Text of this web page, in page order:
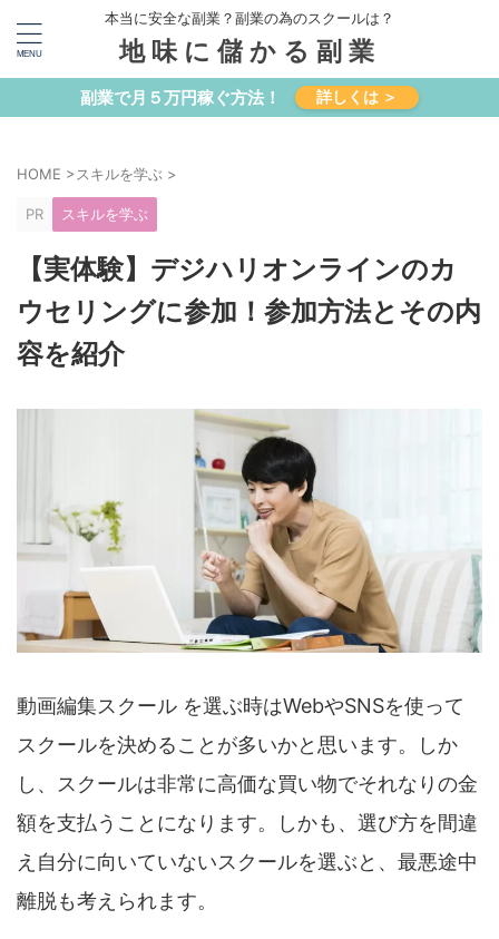
本当に安全な副業？副業の為のスクールは？
地味に儲かる副業
副業で月５万円稼ぐ方法！ 詳しくは ＞
HOME >スキルを学ぶ >
PR スキルを学ぶ
【実体験】デジハリオンラインのカ
ウセリングに参加！参加方法とその内
容を紹介
動画編集スクール を選ぶ時はWebやSNSを使って
スクールを決めることが多いかと思います。しか
し、スクールは非常に高価な買い物でそれなりの金
額を支払うことになります。しかも、選び方を間違
え自分に向いていないスクールを選ぶと、最悪途中
離脱も考えられます。